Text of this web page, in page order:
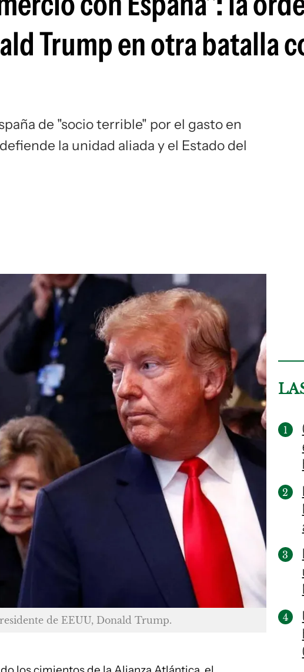
Trump en otra batalla
de "socio terrible" por el gasto en
la unidad aliada y el Estado del
de EEUU, Donald Trump.